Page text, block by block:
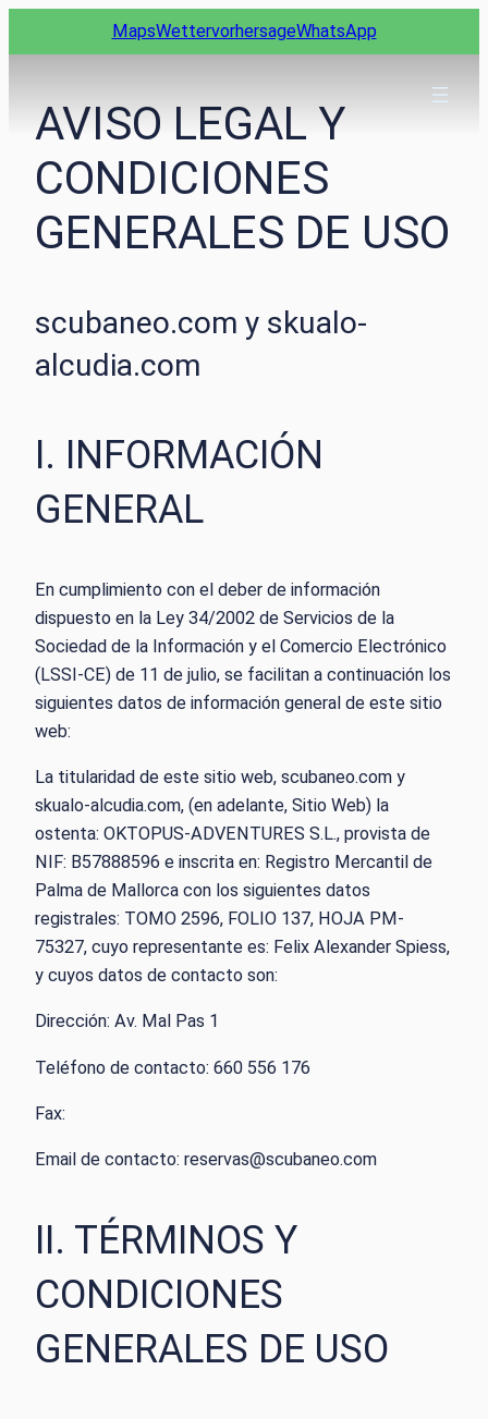
Inhalt
MapsWettervorhersageWhatsApp
AVISO LEGAL Y
CONDICIONES
GENERALES DE USO
scubaneo.com y skualo-
alcudia.com
I. INFORMACIÓN
GENERAL
En cumplimiento con el deber de información
dispuesto en la Ley 34/2002 de Servicios de la
Sociedad de la Información y el Comercio Electrónico
(LSSI-CE) de 11 de julio, se facilitan a continuación los
siguientes datos de información general de este sitio
web:
La titularidad de este sitio web, scubaneo.com y
skualo-alcudia.com, (en adelante, Sitio Web) la
ostenta: OKTOPUS-ADVENTURES S.L., provista de
NIF: B57888596 e inscrita en: Registro Mercantil de
Palma de Mallorca con los siguientes datos
registrales: TOMO 2596, FOLIO 137, HOJA PM-
75327, cuyo representante es: Felix Alexander Spiess,
y cuyos datos de contacto son:
Dirección: Av. Mal Pas 1
Teléfono de contacto: 660 556 176
Fax:
Email de contacto: reservas@scubaneo.com
II. TÉRMINOS Y
CONDICIONES
GENERALES DE USO